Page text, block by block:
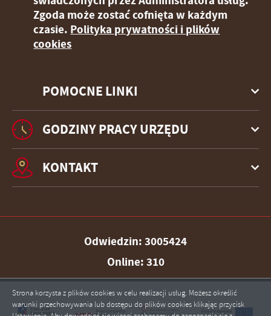
POMOCNE LINKI
Zgoda może zostać cofnięta w każdym
czasie. Polityka prywatności i plików
cookies
GODZINY PRACY URZĘDU
KONTAKT
Odwiedzin: 3005424
Online: 310
Strona korzysta z plików cookies w celu realizacji usług. Możesz określić
warunki przechowywania lub dostępu do plików cookies klikając przycisk